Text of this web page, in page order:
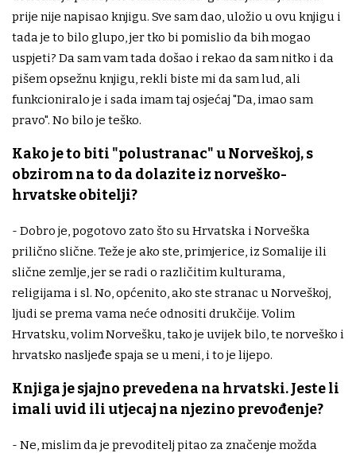
prije nije napisao knjigu. Sve sam dao, uložio u ovu knjigu i
tada je to bilo glupo, jer tko bi pomislio da bih mogao
uspjeti? Da sam vam tada došao i rekao da sam nitko i da
pišem opsežnu knjigu, rekli biste mi da sam lud, ali
funkcioniralo je i sada imam taj osjećaj "Da, imao sam
pravo". No bilo je teško.
Kako je to biti "polustranac" u Norveškoj, s
obzirom na to da dolazite iz norveško-
hrvatske obitelji?
- Dobro je, pogotovo zato što su Hrvatska i Norveška
prilično slične. Teže je ako ste, primjerice, iz Somalije ili
slične zemlje, jer se radi o različitim kulturama,
religijama i sl. No, općenito, ako ste stranac u Norveškoj,
ljudi se prema vama neće odnositi drukčije. Volim
Hrvatsku, volim Norvešku, tako je uvijek bilo, te norveško i
hrvatsko nasljeđe spaja se u meni, i to je lijepo.
Knjiga je sjajno prevedena na hrvatski. Jeste li
imali uvid ili utjecaj na njezino prevođenje?
- Ne, mislim da je prevoditelj pitao za značenje možda